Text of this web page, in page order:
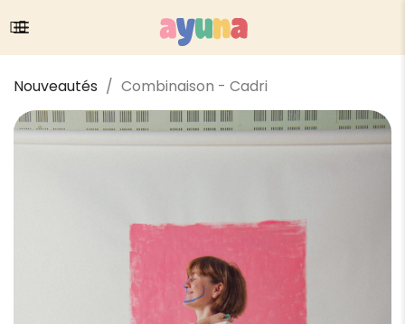
Nouveautés Combinaison - Cadri